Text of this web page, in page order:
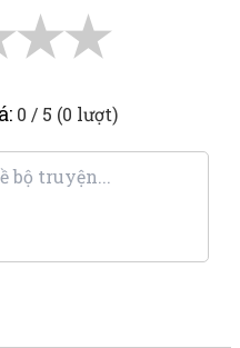
★
★
0 / 5 (0 lượt)